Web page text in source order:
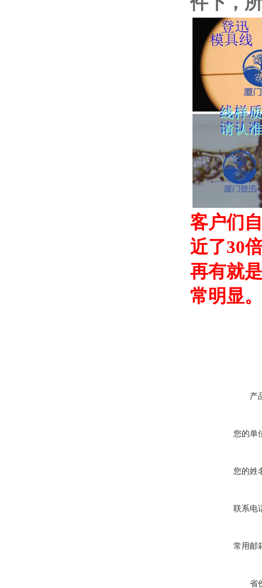
客户们
近了30
再有就
常明显。
产
您的单
您的姓
联系电
常用邮
省